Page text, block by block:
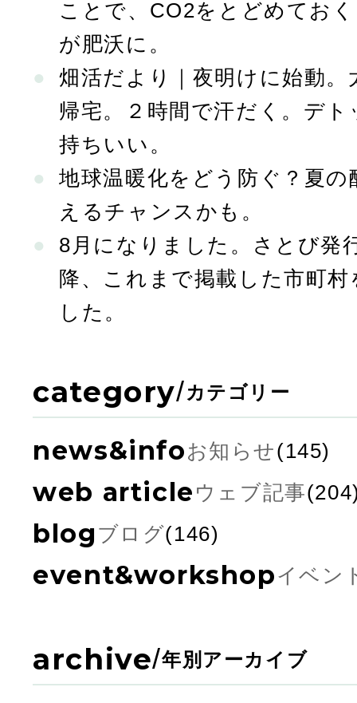
ことで、CO2をとどめてお
が肥沃に。
畑活だより｜夜明けに始動
帰宅。２時間で汗だく。デ
持ちいい。
地球温暖化をどう防ぐ？夏
えるチャンスかも。
8月になりました。さとび発
降、これまで掲載した市町
した。
category/カテゴリー
news&infoお知らせ(145)
web article ウェブ記事
blog ブログ(146)
event&workshopイベン
archive/年別アーカイブ